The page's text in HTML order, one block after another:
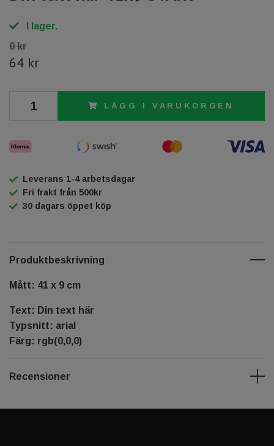
I lager.
0 kr
64 kr
LÄGG I VARUKORGEN
Leverans 1-4 arbetsdagar
Fri frakt från 500kr
30 dagars öppet köp
Produktbeskrivning
Mått: 41 x 9 cm
Text: Din text här
Typsnitt: arial
Färg: rgb(0,0,0)
Recensioner